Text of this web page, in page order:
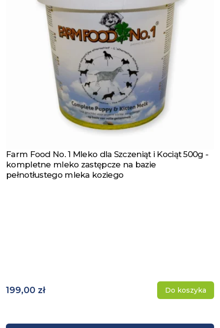
Zobacz produkt
Farm Food No. 1 Mleko dla Szczeniąt i Kociąt 500g -
kompletne mleko zastępcze na bazie
pełnotłustego mleka koziego
199,00 zł Do koszyka